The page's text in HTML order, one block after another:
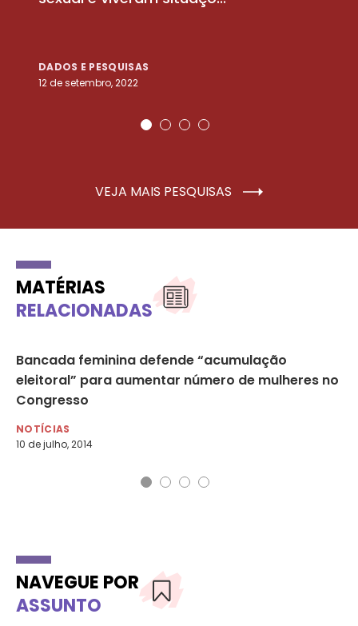
DADOS E PESQUISAS
12 de setembro, 2022
VEJA MAIS PESQUISAS
MATÉRIAS
RELACIONADAS
Bancada feminina defende “acumulação
eleitoral” para aumentar número de mulheres no
Congresso
NOTÍCIAS
10 de julho, 2014
NAVEGUE POR
ASSUNTO